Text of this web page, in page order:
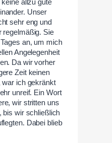
allzu gute
Unser
sehr eng und
regelmäßig. Sie
an, um mich
Angelegenheit
Da wir vorher
Zeit keinen
war ich gekränkt
unreif. Ein Wort
wir stritten uns
bis wir schließlich
Dabei blieb